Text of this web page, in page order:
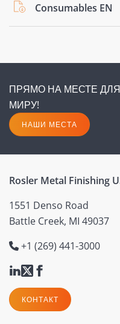
Consumables EN
ПРЯМО НА МЕСТЕ
МИРУ!
НАШИ МЕСТА
Rosler Metal Finishing
1551 Denso Road
Battle Creek, MI 49037
+1 (269) 441-3000
КОНТАКТ